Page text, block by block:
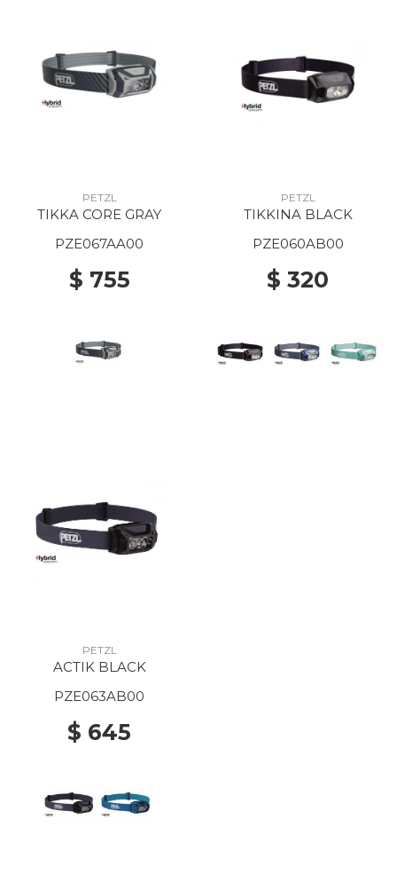
PETZL
TIKKA CORE GRAY
PZE067AA00
$ 755
PETZL
TIKKINA BLACK
PZE060AB00
$ 320
PETZL
ACTIK BLACK
PZE063AB00
$ 645